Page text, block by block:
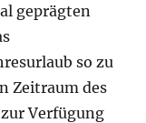
geprägten
so zu
Zeitraum des
Verfügung